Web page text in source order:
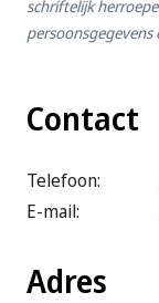
schriftelijk
Contact
Telefoon:
E-mail:
Adres